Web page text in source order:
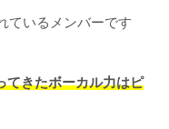
ているメンバーです
てきたボーカル力はピ